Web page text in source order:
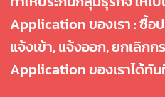
Application ของเรา : ซื้อ
แจ้งเข้า, แจ้งออก, ยกเลิก
Application ของเราได้ทั